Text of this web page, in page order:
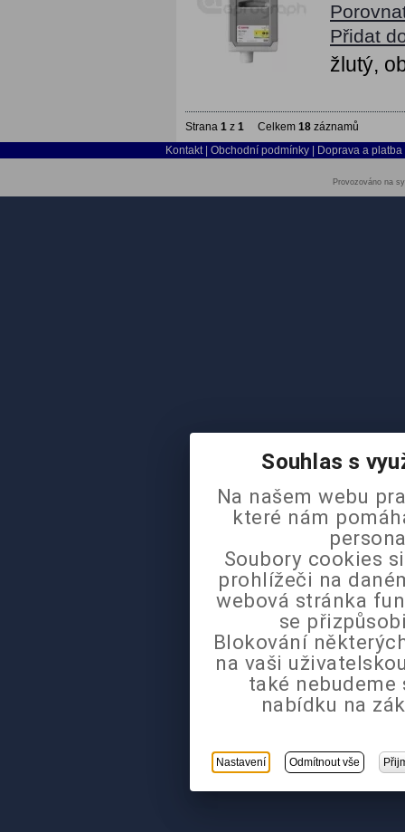
Přidat
žlutý,
Strana 1 z 1 Celkem 18 záznamů
Kontakt
Obchodní podmínky Doprava a platba
Provozováno na
Souhlas s
Na našem webu
které nám
Soubory cookies
prohlížeči na
webová stránka
se
Blokování
na vaši
také
nabídku na
Nastavení Odmítnout vše